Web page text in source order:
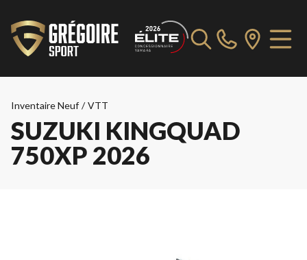
Inventaire Neuf / VTT
SUZUKI KINGQUAD
750XP 2026